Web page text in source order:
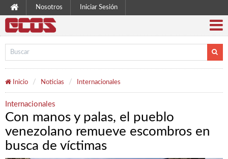
Nosotros Iniciar Sesión
Inicio Noticias Internacionales
Internacionales
Con manos y palas, el pueblo
venezolano remueve escombros en
busca de víctimas